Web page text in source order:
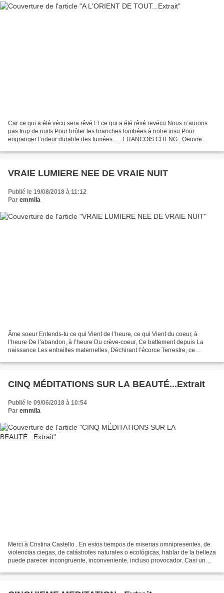
Car ce qui a été vécu sera rêvé Et ce qui a été rêvé revécu Nous n’aurons
pas trop de nuits Pour brûler les branches tombées à notre insu Pour
engranger l’odeur durable des fumées ... . FRANCOIS CHENG . Oeuvre
VRAIE LUMIERE NEE DE VRAIE NUIT
Publié le 19/08/2018 à 11:12
Par emmila
Âme soeur Entends-tu ce qui Vient de l’heure, ce qui Vient du coeur, à
l’heure De l’abandon, à l’heure Du crève-coeur, Ce battement depuis La
naissance Les entrailles maternelles, Déchirant l’écorce Terrestre, ce
CINQ MÉDITATIONS SUR LA BEAUTÉ...Extrait
Publié le 09/06/2018 à 10:54
Par emmila
Merci à Cristina Castello . En estos tiempos de miserias omnipresentes, de
violencias ciegas, de catástrofes naturales o ecológicas, hablar de la belleza
puede parecer incongruente, inconveniente, incluso provocador. Casi un